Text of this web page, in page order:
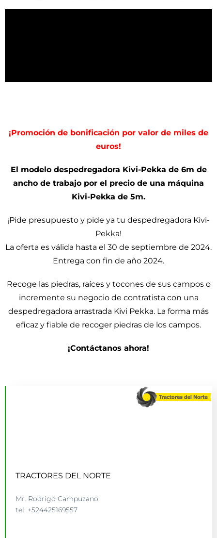
¡Promoción de bonificación por valor de miles de
euros!
El modelo despedregadora Kivi-Pekka de 6m de
ancho de trabajo por el precio de una máquina
Kivi-Pekka de 5m.
¡Pide presupuesto y pide ya tu despedregadora Kivi-
Pekka!
La oferta es válida hasta el 30 de septiembre de 2024.
Entrega con fin de año 2024.
Recoge las piedras, raíces y tocones de sus campos o
incremente su negocio de contratista con una
despedregadora arrastrada Kivi Pekka. La forma más
eficaz y fiable de recoger piedras de los campos.
¡Contáctanos ahora!
TRACTORES DEL NORTE
Mr. Rodrigo Campuzano
tel: +524425169557